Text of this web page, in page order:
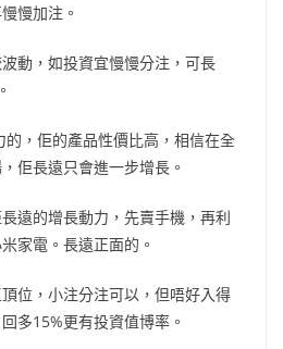
慢加注。
動，如投資宜慢慢分注，可長
，佢的產品性價比高，相信在全
佢長遠只會進一步增長。
遠的增長動力，先賣手機，再利
家電。長遠正面的。
位，小注分注可以，但唔好入得
多15%更有投資值博率。